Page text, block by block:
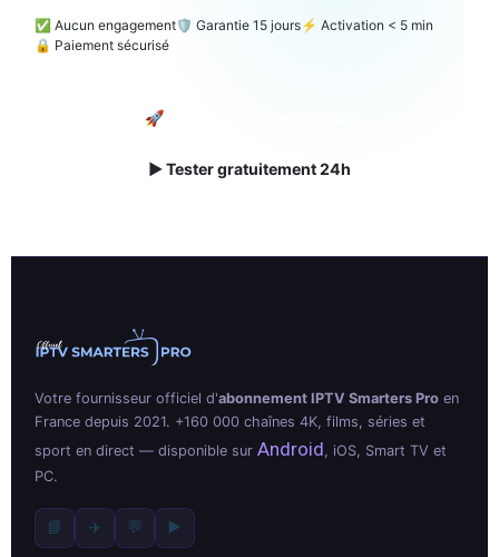
✅ Aucun engagement🛡️ Garantie 15 jours⚡ Activation < 5 min
🔒 Paiement sécurisé
🚀 Souscrire — dès 39 €/an
▶ Tester gratuitement 24h
Votre fournisseur officiel d'abonnement IPTV Smarters Pro en
France depuis 2021. +160 000 chaînes 4K, films, séries et
sport en direct — disponible surAndroid, iOS, Smart TV et
PC.
📘 ✈️ 💬 ▶️